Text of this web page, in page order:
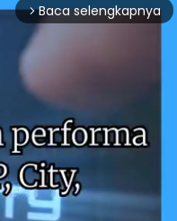
arrow_forward_ios Baca selengkapnya